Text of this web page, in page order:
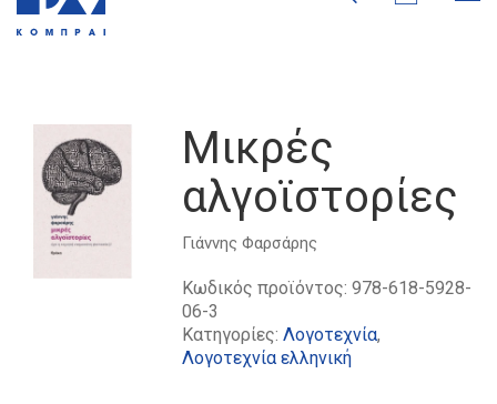
Μικρές
αλγοϊστορίες
Γιάννης Φαρσάρης
Κωδικός προϊόντος:978-618-5928-
06-3
Κατηγορίες:Λογοτεχνία,
Λογοτεχνία ελληνική